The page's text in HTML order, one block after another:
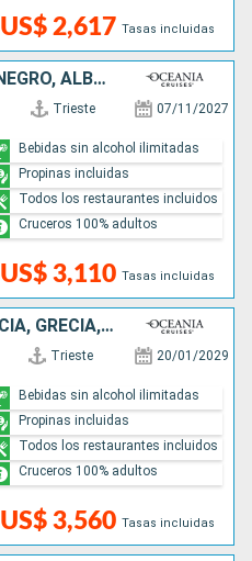
US$ 2,617 Tasas incluidas
ITALIA, CROACIA, MONTENEGRO, ALBANIA, GRECIA, TURQUÍA
Trieste 07/11/2027
US$ 3,110 Tasas incluidas
Bebidas sin alcohol ilimitadas
Propinas incluidas
Todos los restaurantes incluidos
Cruceros 100% adultos
ITALIA, ESLOVENIA, CROACIA, GRECIA, TURQUÍA
Trieste 20/01/2029
US$ 3,560 Tasas incluidas
Bebidas sin alcohol ilimitadas
Propinas incluidas
Todos los restaurantes incluidos
Cruceros 100% adultos